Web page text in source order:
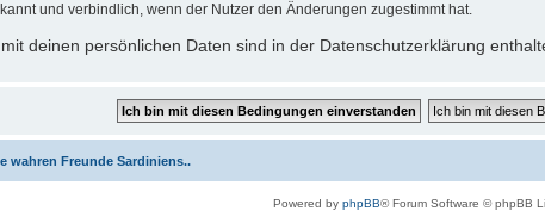
und verbindlich, wenn der Nutzer den Änderungen zugestimmt hat.
deinen persönlichen Daten sind in der Datenschutzerklärung
wahren Freunde Sardiniens..
Powered by phpBB® Forum Software © phpBB